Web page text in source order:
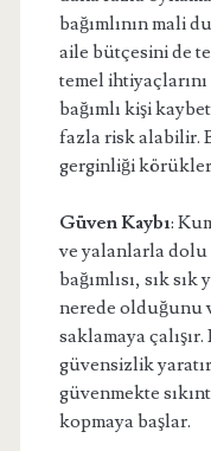
bağımlının mali
aile bütçesini de
temel
bağımlı kişi
fazla risk alabilir.
gerginliği körükler
Güven Kaybı:
ve yalanlarla
bağımlısı, sık
nerede olduğunu
saklamaya
güvensizlik
güvenmekte
kopmaya başlar.